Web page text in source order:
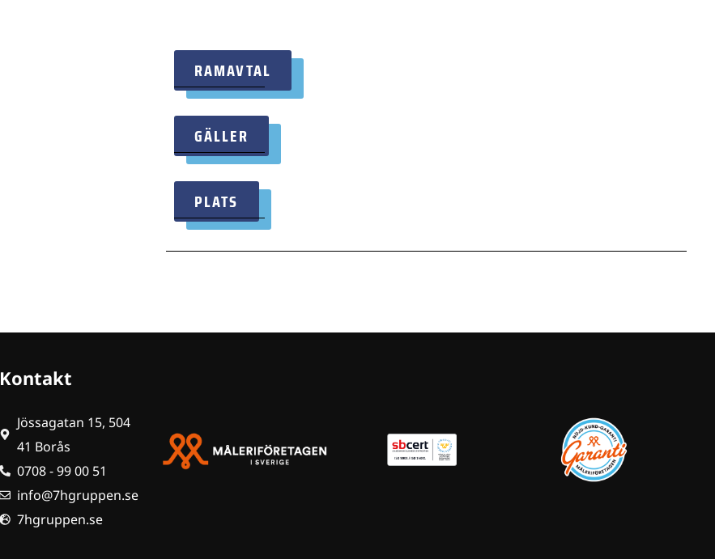
RAMAVTAL
GÄLLER
PLATS
Kontakt
Jössagatan 15, 504
41 Borås
0708 - 99 00 51
info@7hgruppen.se
7hgruppen.se